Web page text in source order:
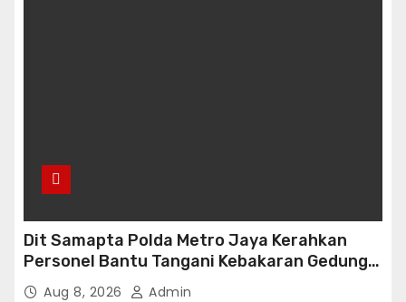
Dit Samapta Polda Metro Jaya Kerahkan
Personel Bantu Tangani Kebakaran Gedung
Bapenda
Aug 8, 2026 Admin